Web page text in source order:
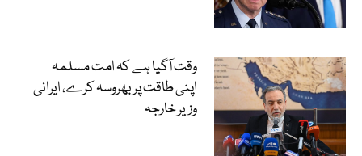
وقت آگیا ہے کہ امت مسلمہ
اپنی طاقت پر بھروسہ کرے، ایرانی
وزیر خارجہ